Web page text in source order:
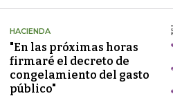
HACIENDA
"En las próximas horas
firmaré el decreto de
congelamiento del gasto
público"